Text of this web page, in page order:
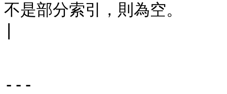
不是部分索引，則為空。
---